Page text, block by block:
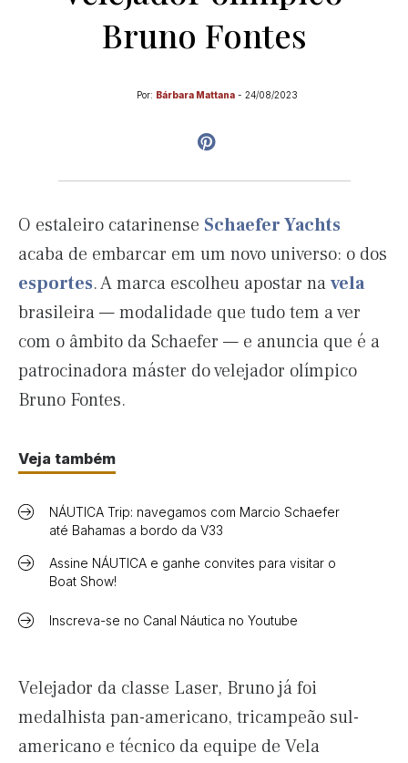
Bruno Fontes
Por: Bárbara Mattana - 24/08/2023
O estaleiro catarinense Schaefer Yachts
acaba de embarcar em um novo universo: o dos
esportes. A marca escolheu apostar navela
brasileira — modalidade que tudo tem a ver
com o âmbito da Schaefer — e anuncia que é a
patrocinadora máster do velejador olímpico
Bruno Fontes.
Veja também
NÁUTICA Trip: navegamos com Marcio Schaefer
até Bahamas a bordo da V33
Assine NÁUTICA e ganhe convites para visitar o
Boat Show!
Inscreva-se no Canal Náutica no Youtube
Velejador da classe Laser, Bruno já foi
medalhista pan-americano, tricampeão sul-
americano e técnico da equipe de Vela